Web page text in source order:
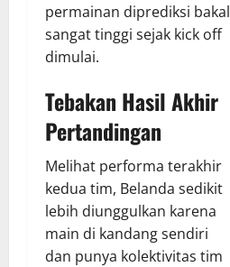
permainan diprediksi bakal
sangat tinggi sejak kick off
dimulai.
Tebakan Hasil Akhir
Pertandingan
Melihat performa terakhir
kedua tim, Belanda sedikit
lebih diunggulkan karena
main di kandang sendiri
dan punya kolektivitas tim